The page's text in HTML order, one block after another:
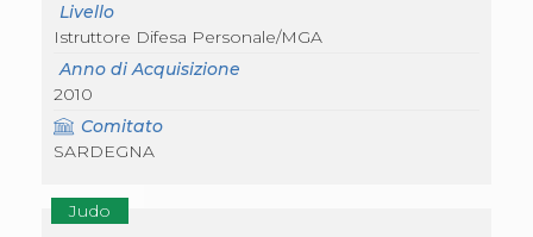
Livello
Istruttore Difesa Personale/MGA
Anno di Acquisizione
2010
Comitato
SARDEGNA
Judo